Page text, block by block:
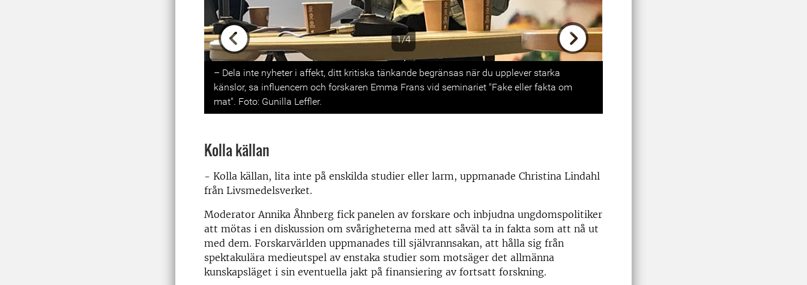
1/4
Previous
– Dela inte nyheter i affekt, ditt kritiska tänkande begränsas när du upplever starka
känslor, sa influencern och forskaren Emma Frans vid seminariet "Fake eller fakta om
mat". Foto: Gunilla Leffler.
Kolla källan
- Kolla källan, lita inte på enskilda studier eller larm, uppmanade Christina Lindahl
från Livsmedelsverket.
Moderator Annika Åhnberg fick panelen av forskare och inbjudna ungdomspolitiker
att mötas i en diskussion om svårigheterna med att såväl ta in fakta som att nå ut
med dem. Forskarvärlden uppmanades till självrannsakan, att hålla sig från
spektakulära medieutspel av enstaka studier som motsäger det allmänna
kunskapsläget i sin eventuella jakt på finansiering av fortsatt forskning.